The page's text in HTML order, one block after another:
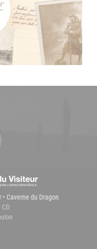
Caverne du Dragon